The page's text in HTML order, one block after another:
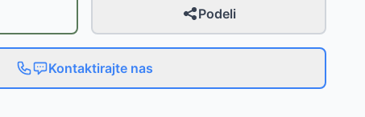
Podeli
Kontaktirajte nas